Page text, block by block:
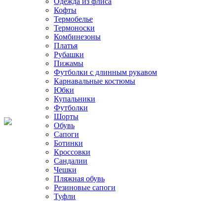
Кофты
Термобелье
Термоноски
Комбинезоны
Платья
Рубашки
Пижамы
Футболки с длинным рукавом
Карнавальные костюмы
Юбки
Купальники
Футболки
Шорты
Обувь
Сапоги
Ботинки
Кроссовки
Сандалии
Чешки
Пляжная обувь
Резиновые сапоги
Туфли